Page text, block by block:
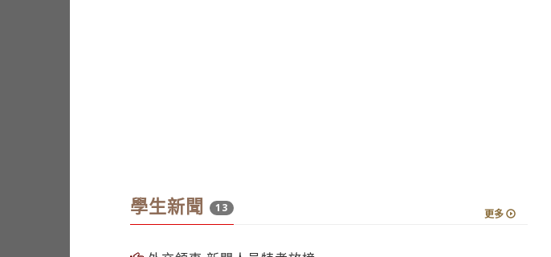
學生新聞 13 更多